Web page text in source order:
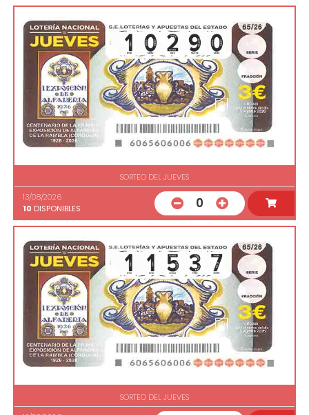
SORTEO DEL JUEVES
13/08/2026
10 DISPONIBLES 0
SORTEO DEL JUEVES